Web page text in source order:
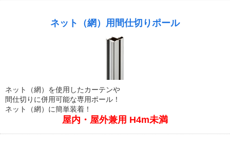
ネット（網）用間仕切りポール
ネット（網）を使用したカーテンや
間仕切りに併用可能な専用ポール！
ネット（網）に簡単装着！
屋内・屋外兼用 H4m未満